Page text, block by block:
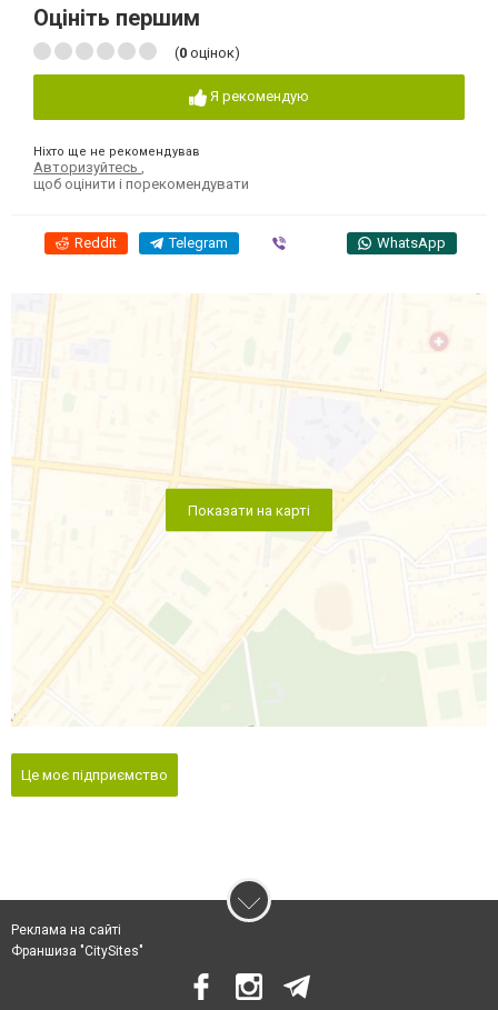
Оцініть першим
(0 оцінок)
Я рекомендую
Ніхто ще не рекомендував
Авторизуйтесь
щоб оцінити і порекомендувати
Reddit Telegram WhatsApp
Показати на карті
Це моє підприємство
Реклама на сайті
Франшиза "CitySites"